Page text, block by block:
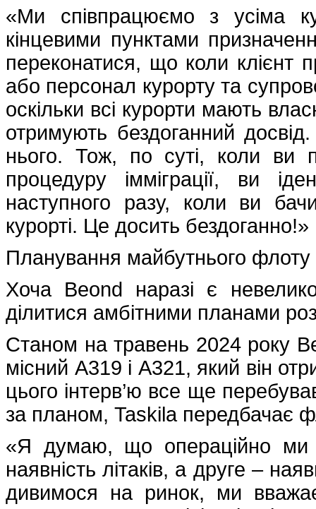
«Ми співпрацюємо з усіма
кінцевими пунктами
переконатися, що коли клієнт
або персонал курорту та
оскільки всі курорти мають
отримують бездоганний
нього. Тож, по суті, коли ви
процедуру імміграції, ви
наступного разу, коли ви
курорті. Це досить бездоганно!»
Планування майбутнього
Хоча Beond наразі є
ділитися амбітними планами
Станом на травень 2024 року
місний A319 і A321, який він
цього інтерв’ю все ще
за планом, Taskila передбачає
«Я думаю, що операційно
наявність літаків, а друге –
дивимося на ринок, ми